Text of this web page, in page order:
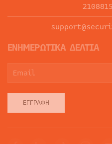
ΕΝΗΜΕΡΩΤΙΚΑ ΔΕΛΤΙΑ
ΕΓΓΡΑΦΉ